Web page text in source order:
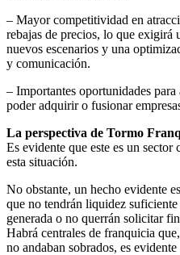
– Mayor competitividad en
rebajas de precios, lo que exigirá
nuevos escenarios y una
y comunicación.
– Importantes oportunidades
poder adquirir o fusionar
La perspectiva de Tormo
Es evidente que este es un
esta situación.
No obstante, un hecho evidente
que no tendrán liquidez
generada o no querrán solicitar
Habrá centrales de franquicia
no andaban sobrados, es